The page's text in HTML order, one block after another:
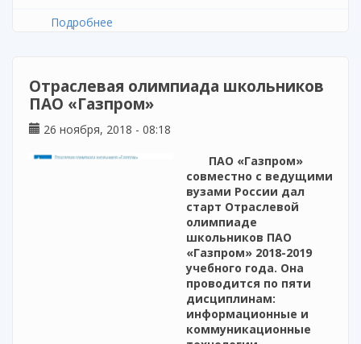
Подробнее
Отраслевая олимпиада школьников
ПАО «Газпром»
26 ноября, 2018 - 08:18
ПАО «Газпром»
совместно с ведущими
вузами России дал
старт Отраслевой
олимпиаде
школьников ПАО
«Газпром» 2018-2019
учебного года. Она
проводится по пяти
дисциплинам:
информационные и
коммуникационные